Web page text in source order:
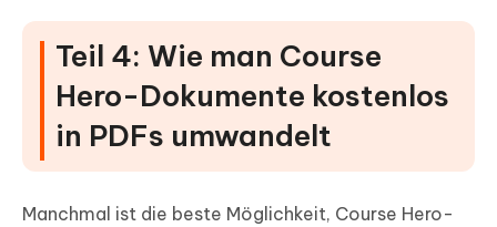
Teil 4: Wie man Course
Hero-Dokumente kostenlos
in PDFs umwandelt
Manchmal ist die beste Möglichkeit, Course Hero-